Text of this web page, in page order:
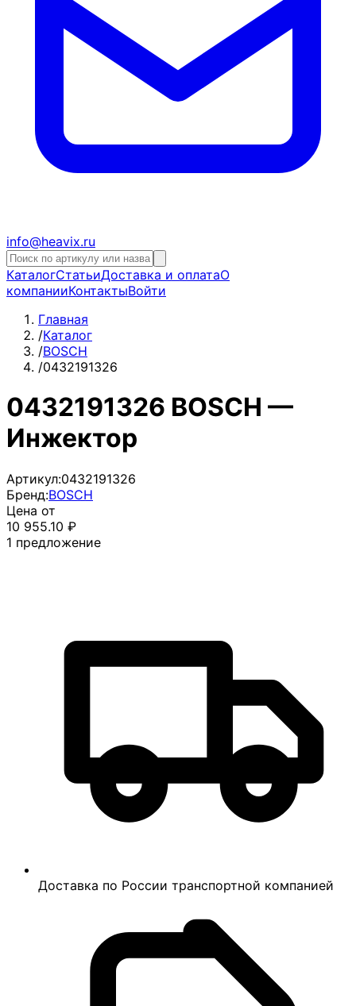
info@heavix.ru
КаталогСтатьиДоставка и оплатаО
компанииКонтактыВойти
Главная
/Каталог
/BOSCH
/0432191326
0432191326 BOSCH —
Инжектор
Артикул:0432191326
Бренд:BOSCH
Цена от
10 955.10 ₽
1 предложение
Доставка по России транспортной компанией